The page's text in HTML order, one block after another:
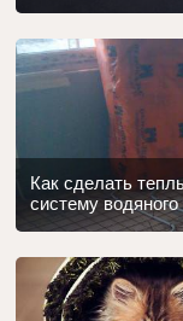
Как сделать
систему